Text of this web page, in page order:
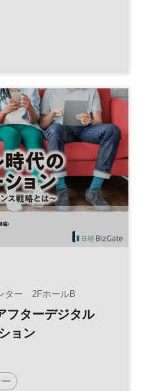
ター 2FホールB
ターデジタル
ョン